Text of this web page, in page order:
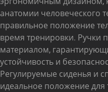
анатомии человеческого
правильное положение
время тренировки. Ручки
материалом,
устойчивость и
Регулируемые сиденья и
идеальное положение для